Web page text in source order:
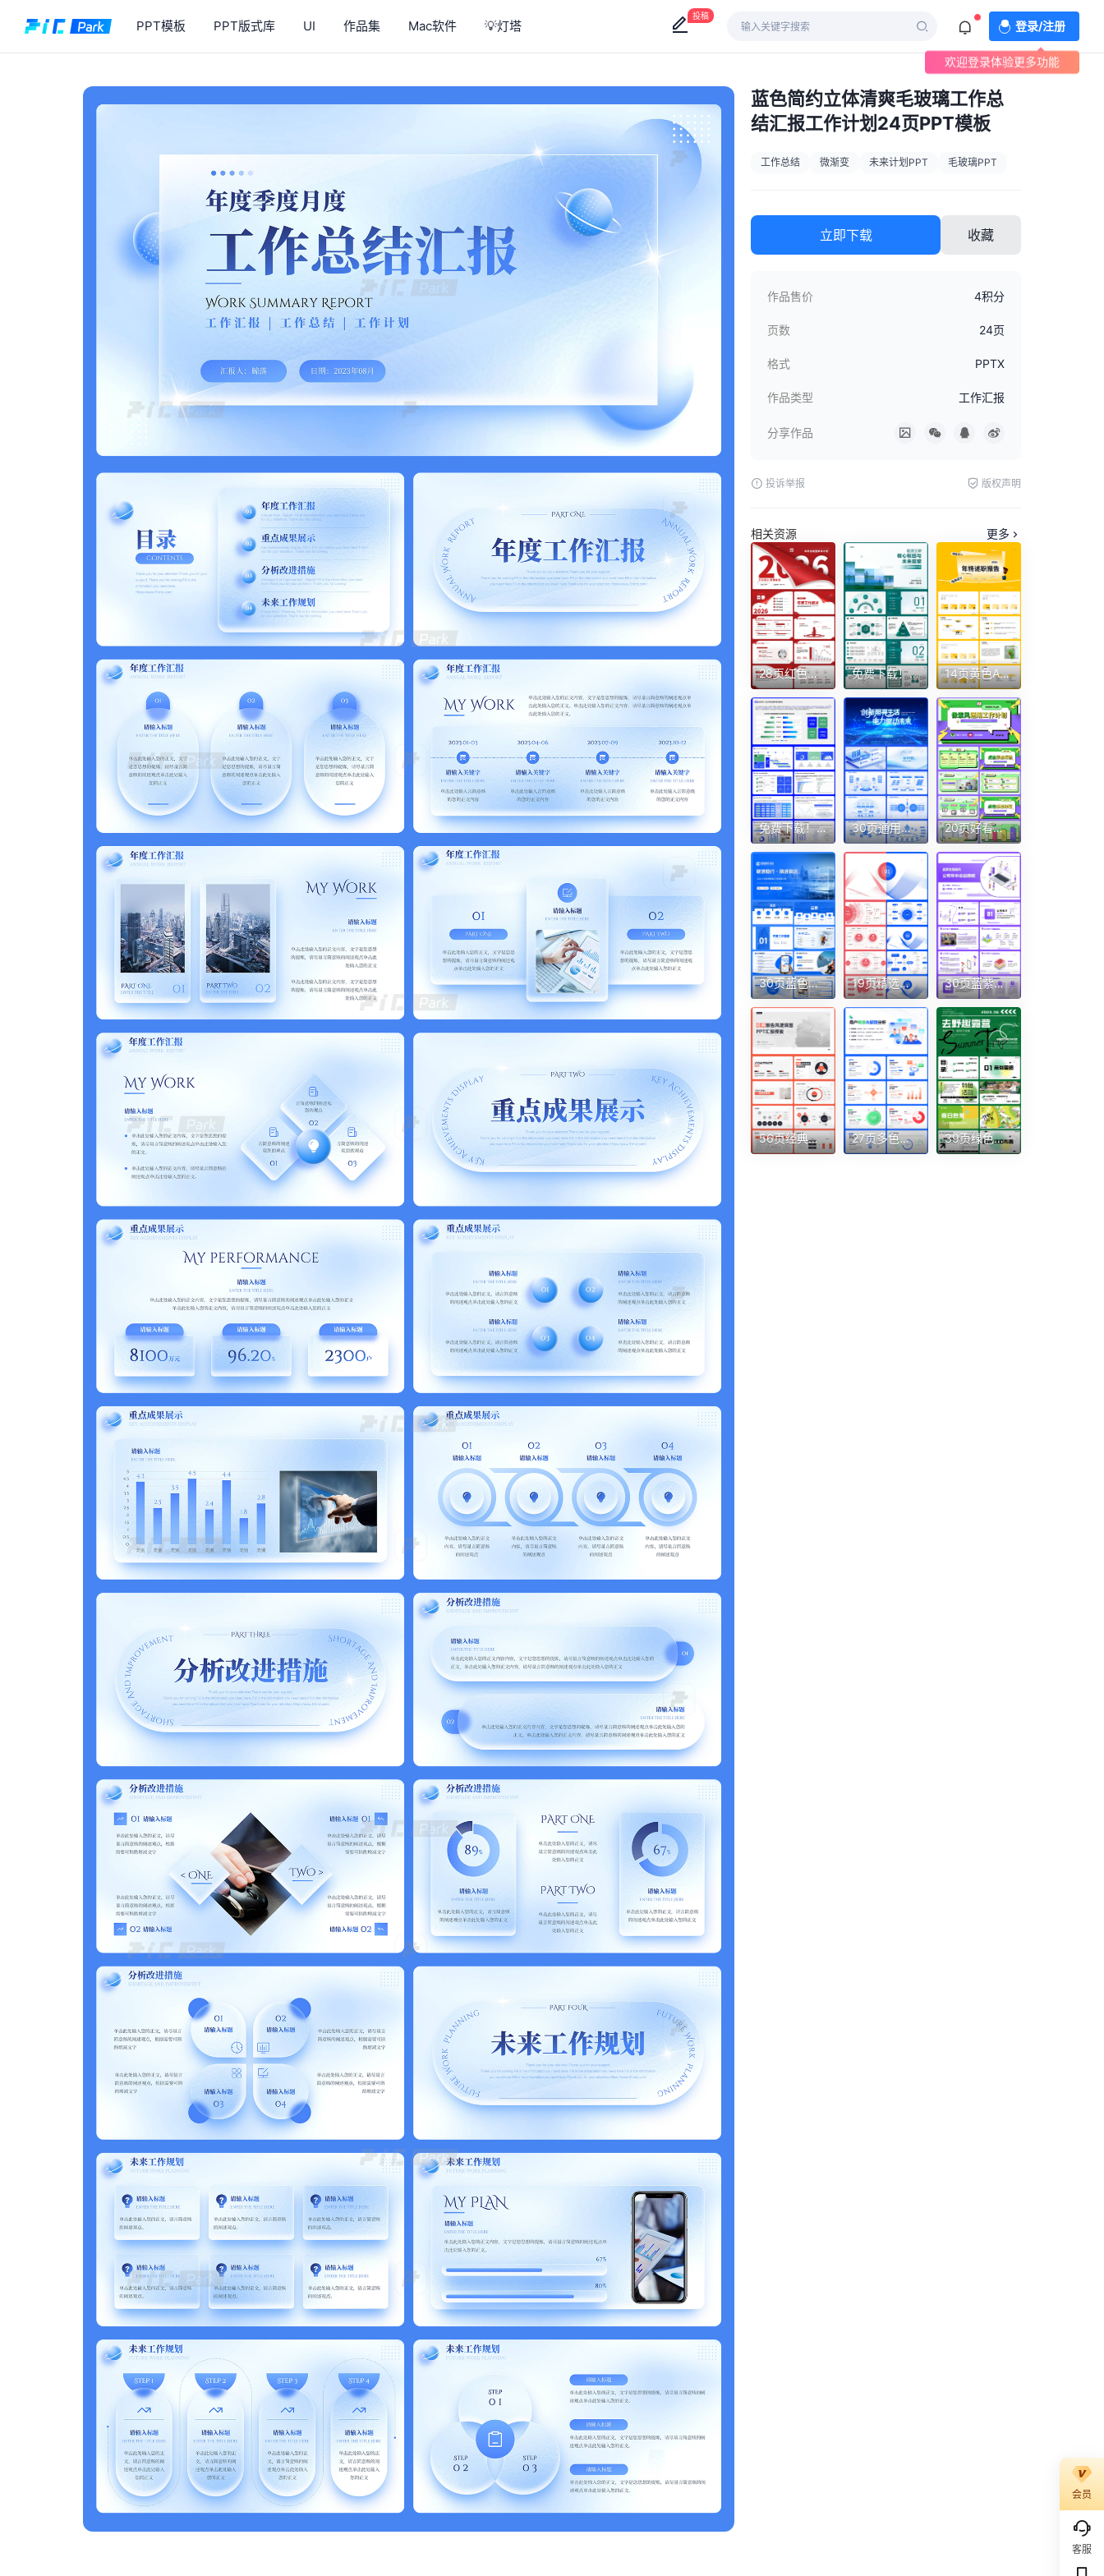
PPT模板 PPT版式库 UI 作品集 Mac软件 💡灯塔
投稿
登录/注册
欢迎登录体验更多功能
蓝色简约立体清爽毛玻璃工作总
结汇报工作计划24页PPT模板
工作总结 微渐变 未来计划PPT 毛玻璃PPT
立即下载 收藏
作品售价 4积分
页数 24页
格式 PPTX
作品类型 工作汇报
分享作品
投诉举报 版权声明
相关资源 更多
28页红色质感2026年简约风年终总结暨新年计划ppt模板年终总结工作总结 免费下载！27页电网电力行业汇报ppt 14页黄色AI格式2026年终述职报告工作总结未来展望个人分析
免费下载！24页蓝绿活力数据分析报告PPT模板Keypoint大师ppt设计 30页通用版式逻辑架构房子图目录页电网蓝色渐变科技感PPT 20页好看的像素风多色孟菲斯通用工作计划创新PPT模板
30页蓝色职场通用目录结构架构页等PPT模版 19页精选红蓝版营销策划逻辑图组织框架架构图ppt需平滑切换 30页蓝紫色插画风公司年中总结汇报团队介绍ppt模板
56页经典对称感报告风红黑配色全逻辑架构图PPT模板 27页多色直播数据用户画像用户旅程PPT模板 39页绿色弥散风格景区露营夏日活动策划PPT模板
会员
客服